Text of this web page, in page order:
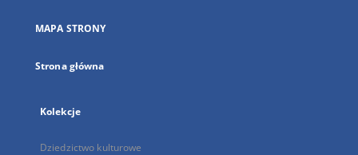
karcie
MAPA STRONY
Strona główna
Kolekcje
Dziedzictwo kulturowe